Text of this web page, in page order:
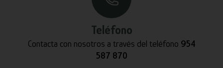
Teléfono
Contacta con nosotros a través del teléfono 954
587 870